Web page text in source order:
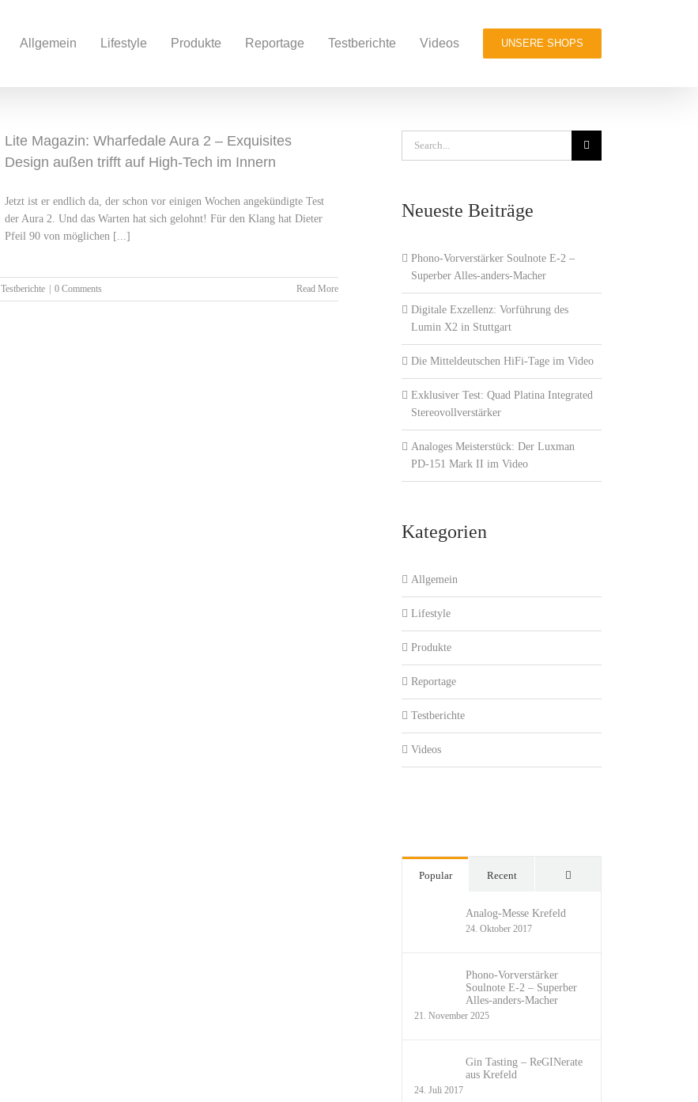
Allgemein Lifestyle Produkte Reportage Testberichte Videos UNSERE SHOPS
Lite Magazin: Wharfedale Aura 2 – Exquisites
Design außen trifft auf High-Tech im Innern
Jetzt ist er endlich da, der schon vor einigen Wochen angekündigte Test
der Aura 2. Und das Warten hat sich gelohnt! Für den Klang hat Dieter
Pfeil 90 von möglichen [...]
Testberichte 0 Comments Read More
Neueste Beiträge
Phono-Vorverstärker Soulnote E-2 –
Superber Alles-anders-Macher
Digitale Exzellenz: Vorführung des
Lumin X2 in Stuttgart
Die Mitteldeutschen HiFi-Tage im Video
Exklusiver Test: Quad Platina Integrated
Stereovollverstärker
Analoges Meisterstück: Der Luxman
PD-151 Mark II im Video
Kategorien
Allgemein
Lifestyle
Produkte
Reportage
Testberichte
Videos
Popular Recent Comments
Analog-Messe Krefeld
24. Oktober 2017
Phono-Vorverstärker
Soulnote E-2 – Superber
Alles-anders-Macher
21. November 2025
Gin Tasting – ReGINerate
aus Krefeld
24. Juli 2017